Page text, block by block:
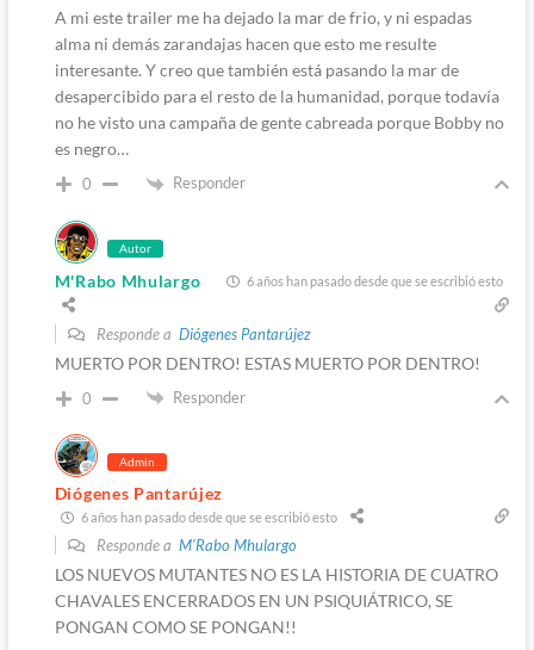
A mi este trailer me ha dejado la mar de frio, y ni espadas
alma ni demás zarandajas hacen que esto me resulte
interesante. Y creo que también está pasando la mar de
desapercibido para el resto de la humanidad, porque todavía
no he visto una campaña de gente cabreada porque Bobby no
es negro…
0 Responder
Autor
M'Rabo Mhulargo 6 años han pasado desde que se escribió esto
Responde a Diógenes Pantarújez
MUERTO POR DENTRO! ESTAS MUERTO POR DENTRO!
0 Responder
Admin
Diógenes Pantarújez
6 años han pasado desde que se escribió esto
Responde a M'Rabo Mhulargo
LOS NUEVOS MUTANTES NO ES LA HISTORIA DE CUATRO
CHAVALES ENCERRADOS EN UN PSIQUIÁTRICO, SE
PONGAN COMO SE PONGAN!!